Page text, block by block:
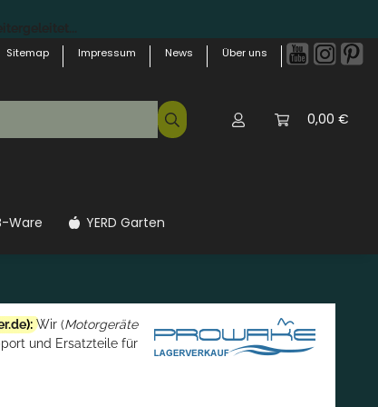
Sitemap Impressum News Über uns
0,00 €
Ware YERD Garten
): Wir (Motorgeräte
und Ersatzteile für